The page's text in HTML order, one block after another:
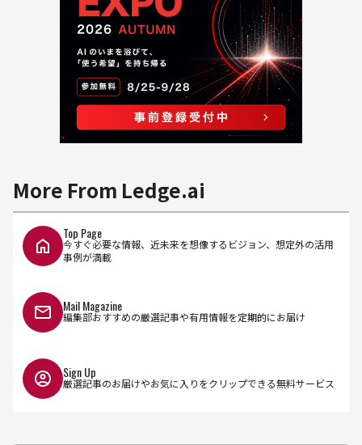
More From Ledge.ai
Top Page
今すぐ必要な情報、近未来を想像するビジョン、想定外の活用
事例が満載
Mail Magazine
編集部おすすめの厳選記事や有用情報を定期的にお届け
Sign Up
厳選記事のお届けやお気に入りをクリップできる無料サービス